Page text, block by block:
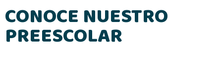
CONOCE NUESTRO
PREESCOLAR